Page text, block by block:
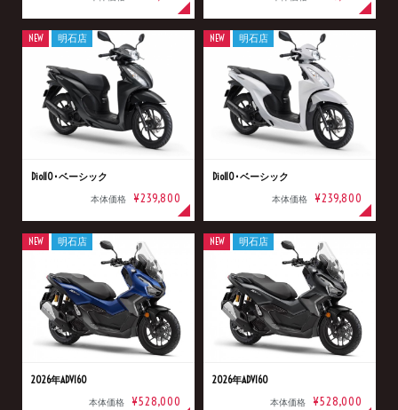
Dio110･ベーシック
本体価格 ¥239,800
NEW 明石店
Dio110･ベーシック
本体価格 ¥239,800
NEW 明石店
2026年ADV160
本体価格 ¥528,000
NEW 明石店
2026年ADV160
本体価格 ¥528,000
NEW 明石店